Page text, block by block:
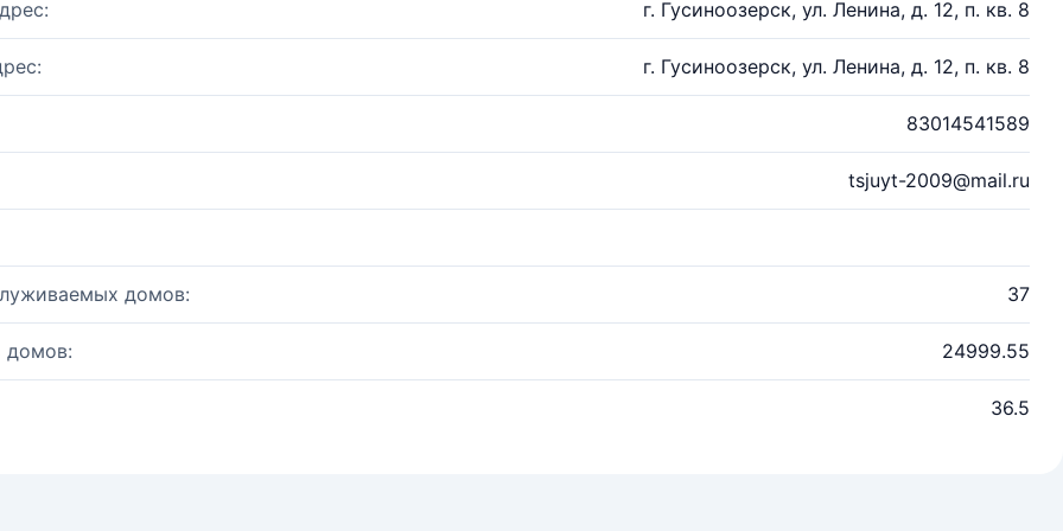
г. Гусиноозерск, ул. Ленина, д. 12, п. кв. 8
г. Гусиноозерск, ул. Ленина, д. 12, п. кв. 8
83014541589
tsjuyt-2009@mail.ru
домов: 37
домов: 24999.55
36.5